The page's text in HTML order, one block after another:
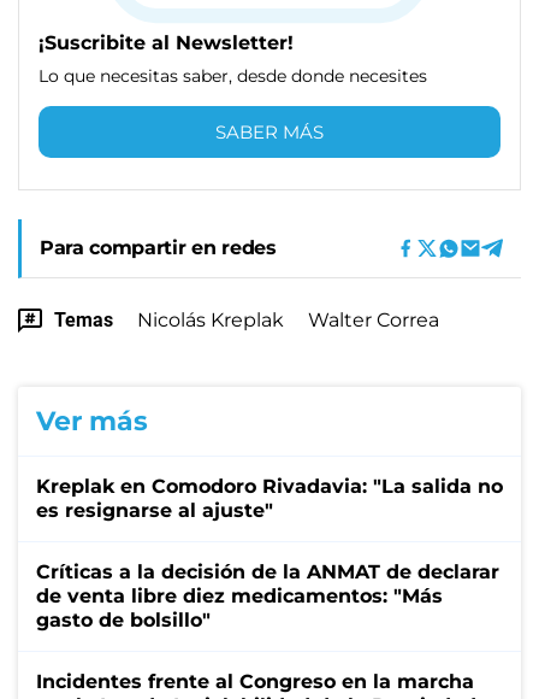
¡Suscribite al Newsletter!
Lo que necesitas saber, desde donde necesites
SABER MÁS
Para compartir en redes
Temas Nicolás Kreplak Walter Correa
Ver más
Kreplak en Comodoro Rivadavia: "La salida no
es resignarse al ajuste"
Críticas a la decisión de la ANMAT de declarar
de venta libre diez medicamentos: "Más
gasto de bolsillo"
Incidentes frente al Congreso en la marcha